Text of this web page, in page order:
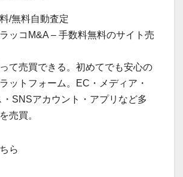
/無料自動査定
ッコM&A – 手数料無料のサイト売
て売買できる。初めてでも安心の
ットフォーム。EC・メディア・
SNSアカウント・アプリなど多
売買。
ら